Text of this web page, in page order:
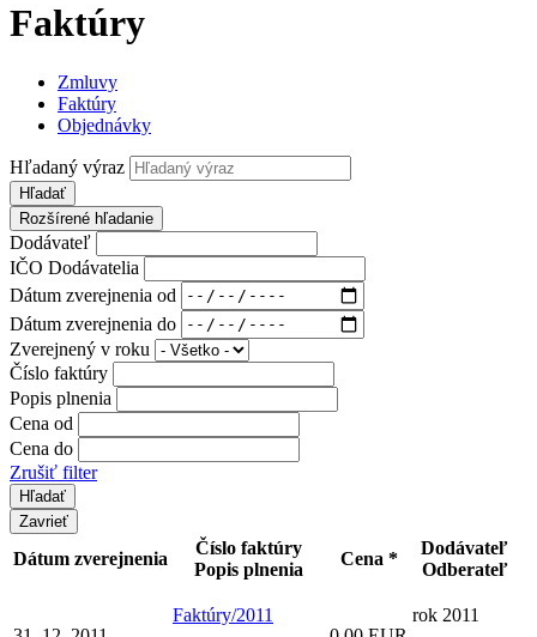
Faktúry
Zmluvy
Faktúry
Objednávky
Hľadaný výraz
Hľadať
Rozšírené hľadanie
Dodávateľ
IČO Dodávatelia
Dátum zverejnenia od
Dátum zverejnenia do
Zverejnený v roku
Číslo faktúry
Popis plnenia
Cena od
Cena do
Zrušiť filter
Zavrieť
Dátum zverejnenia
Číslo faktúry
Popis plnenia
Cena *
Dodávateľ
Odberateľ
Faktúry/2011
rok 2011